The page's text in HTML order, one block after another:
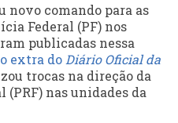
novo comando para as
Federal (PF) nos
publicadas nessa
extra do Diário Oficial da
trocas na direção da
nas unidades da